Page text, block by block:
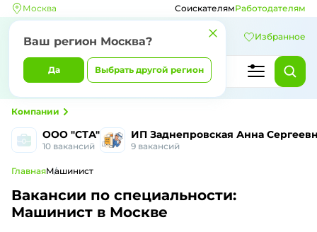
Москва
Ваш регион Москва?
Да Выбрать другой регион
СоискателямРаботодателям
Избранное
ООО "СТА"
10 вакансий
ИП Заднепровская Анна
9 вакансий
Компании
ГлавнаяМашинист
Вакансии по специальности:
Машинист в Москве